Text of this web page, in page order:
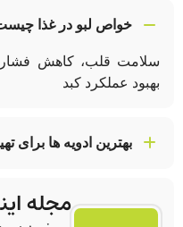
خواص لبو در غذا
سلامت قلب، کاهش
بهبود عملکرد کبد
بهترین ادویه ها برای
مجله